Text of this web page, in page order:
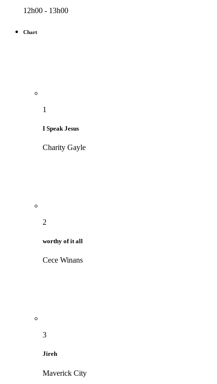
12h00 - 13h00
Chart
1
I Speak Jesus
Charity Gayle
2
worthy of it all
Cece Winans
3
Jireh
Maverick City